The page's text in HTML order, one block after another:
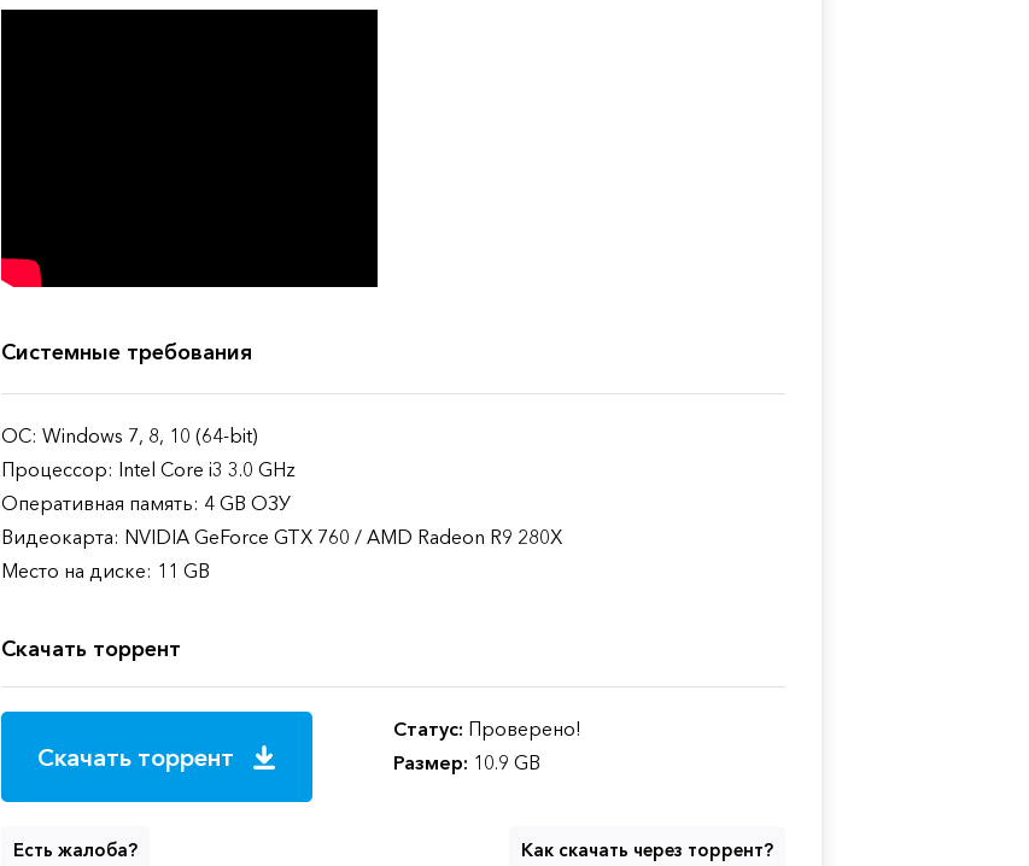
Системные требования
ОС: Windows 7, 8, 10 (64-bit)
Процессор: Intel Core i3 3.0 GHz
Оперативная память: 4 GB ОЗУ
Видеокарта: NVIDIA GeForce GTX 760 / AMD Radeon R9 280X
Место на диске: 11 GB
Скачать торрент
Скачать торрент
Статус: Проверено!
Размер: 10.9 GB
Есть жалоба? Как скачать через торрент?